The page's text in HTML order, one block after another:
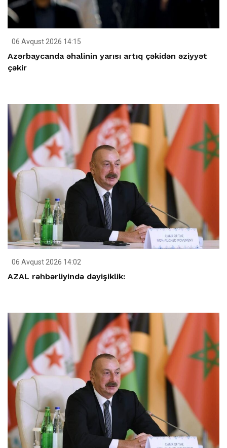
06 Avqust 2026 14:15
Azərbaycanda əhalinin yarısı artıq çəkidən əziyyət
çəkir
06 Avqust 2026 14:02
AZAL rəhbərliyində dəyişiklik: